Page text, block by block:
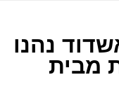
נהנו
מבית